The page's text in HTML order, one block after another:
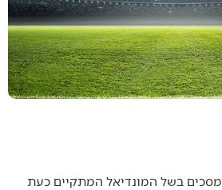
בשל המונדיאל המתקיים כעת